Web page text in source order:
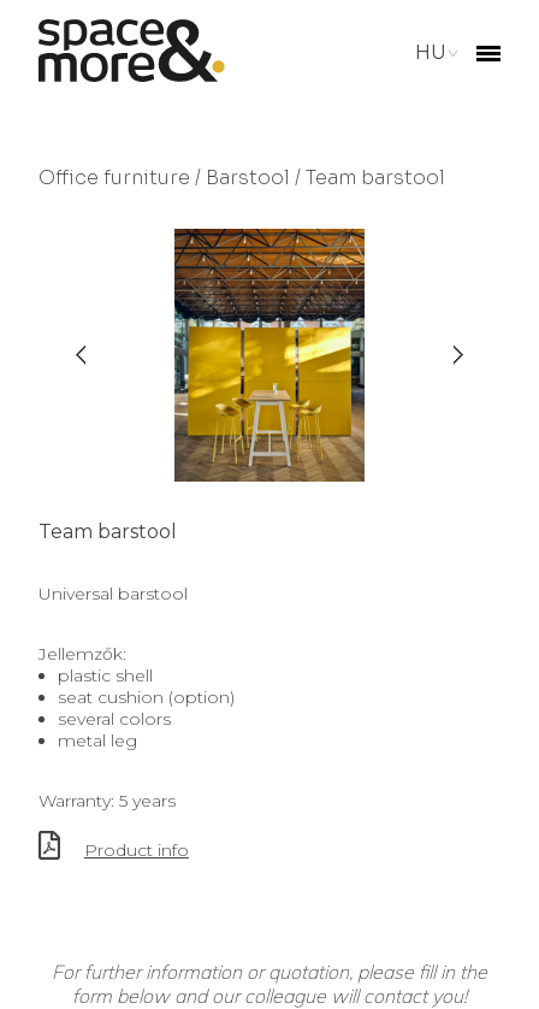
HU
Office furniture / Barstool / Team barstool
Team barstool
Universal barstool
Jellemzők:
plastic shell
seat cushion (option)
several colors
metal leg
Warranty: 5 years
Product info
For further information or quotation, please fill in the
form below and our colleague will contact you!